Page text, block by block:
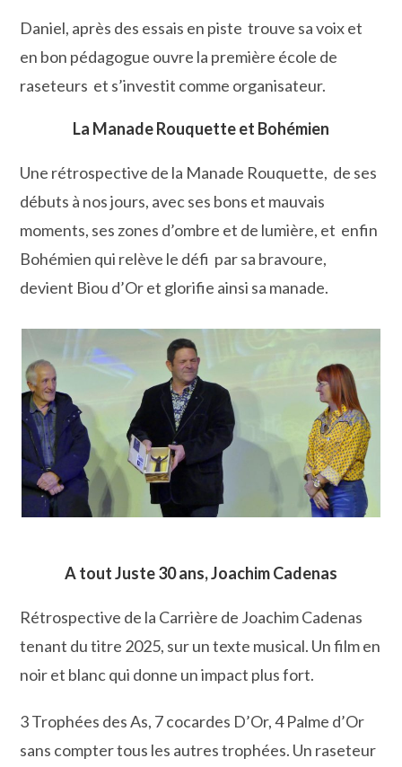
Daniel, après des essais en piste trouve sa voix et
en bon pédagogue ouvre la première école de
raseteurs et s’investit comme organisateur.
La Manade Rouquette et Bohémien
Une rétrospective de la Manade Rouquette, de ses
débuts à nos jours, avec ses bons et mauvais
moments, ses zones d’ombre et de lumière, et enfin
Bohémien qui relève le défi par sa bravoure,
devient Biou d’Or et glorifie ainsi sa manade.
A tout Juste 30 ans, Joachim Cadenas
Rétrospective de la Carrière de Joachim Cadenas
tenant du titre 2025, sur un texte musical. Un film en
noir et blanc qui donne un impact plus fort.
3 Trophées des As, 7 cocardes D’Or, 4 Palme d’Or
sans compter tous les autres trophées. Un raseteur